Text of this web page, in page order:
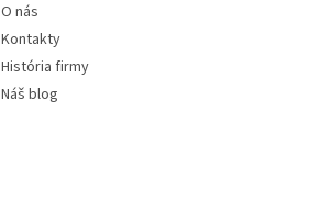
O nás
Kontakty
História firmy
Náš blog